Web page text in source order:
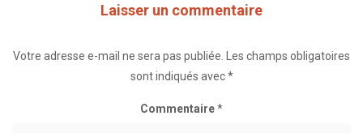
Laisser un commentaire
Votre adresse e-mail ne sera pas publiée.
Les champs obligatoires
sont indiqués avec*
Commentaire*